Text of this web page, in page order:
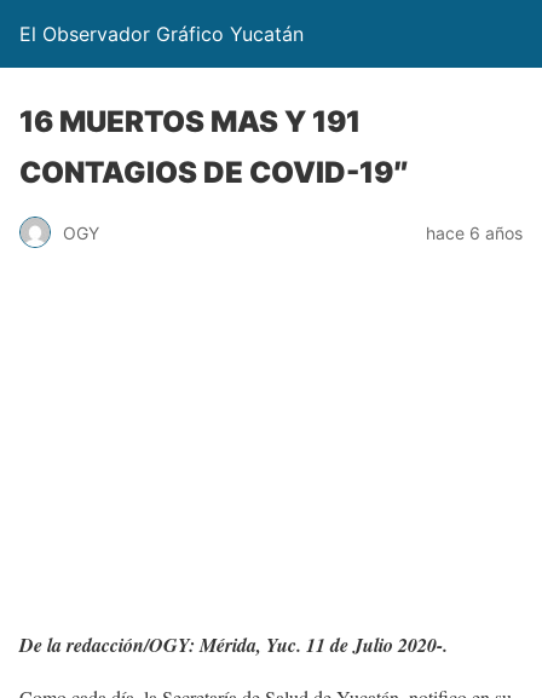
El Observador Gráfico Yucatán
16 MUERTOS MAS Y 191
CONTAGIOS DE COVID-19″
OGY hace 6 años
De la redacción/OGY: Mérida, Yuc. 11 de Julio 2020-.